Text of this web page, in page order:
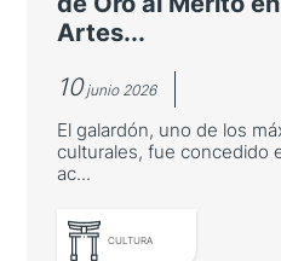
LEER MÁS
Artes...
10junio 2026
El galardón, uno de los
culturales, fue concedido
ac...
CULTURA